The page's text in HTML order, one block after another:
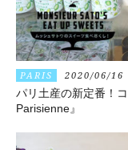
PARIS 2020/06/16
パリ土産の新定番！
Parisienne』